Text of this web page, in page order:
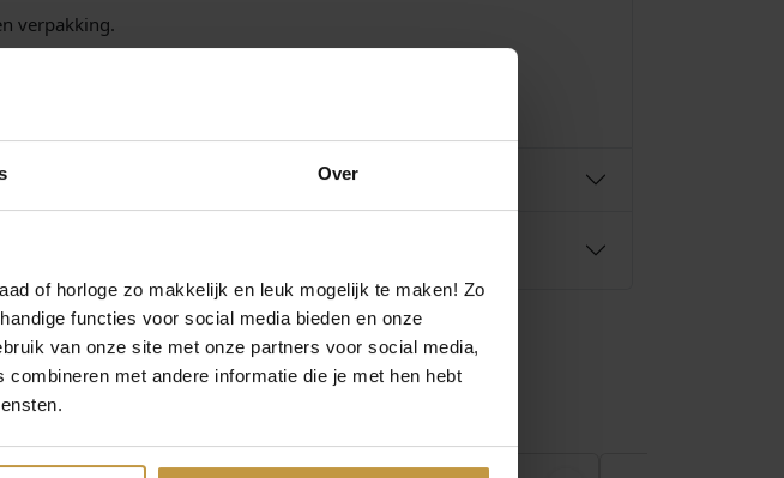
Over
of horloge zo makkelijk en leuk mogelijk te maken! Zo
functies voor social media bieden en onze
van onze site met onze partners voor social media,
met andere informatie die je met hen hebt
verpakking.
NL.
SIERADEN